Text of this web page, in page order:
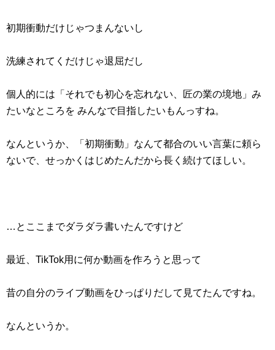
初期衝動だけじゃつまんないし
洗練されてくだけじゃ退屈だし
個人的には「それでも初心を忘れない、匠の業の境地」み
たいなところを みんなで目指したいもんっすね。
なんというか、「初期衝動」なんて都合のいい言葉に頼ら
ないで、せっかくはじめたんだから長く続けてほしい。
…とここまでダラダラ書いたんですけど
最近、TikTok用に何か動画を作ろうと思って
昔の自分のライブ動画をひっぱりだして見てたんですね。
なんというか。